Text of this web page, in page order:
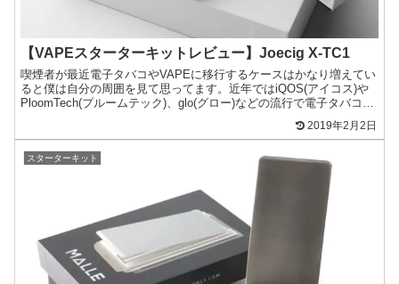
【VAPEスターターキットレビュー】Joecig X-TC1
喫煙者が最近電子タバコやVAPEに移行するケースはかなり増えてい
ると僕は自分の周囲を見て思ってます。近年ではiQOS(アイコス)や
PloomTech(プルームテック)、glo(グロー)などの流行で電子タバコを
2019年2月2日
スターターキット